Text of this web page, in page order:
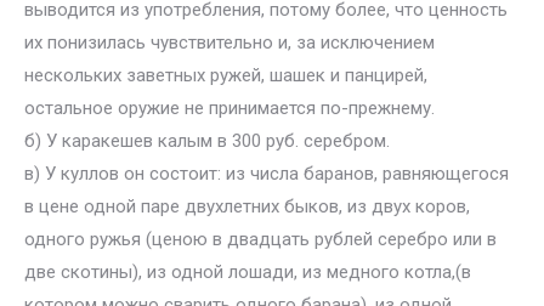
выводится из употребления, потому более, что ценность
их понизилась чувствительно и, за исключением
нескольких заветных ружей, шашек и панцирей,
остальное оружие не принимается по-прежнему.
б) У каракешев калым в 300 руб. серебром.
в) У куллов он состоит: из числа баранов, равняющегося
в цене одной паре двухлетних быков, из двух коров,
одного ружья (ценою в двадцать рублей серебро или в
две скотины), из одной лошади, из медного котла,(в